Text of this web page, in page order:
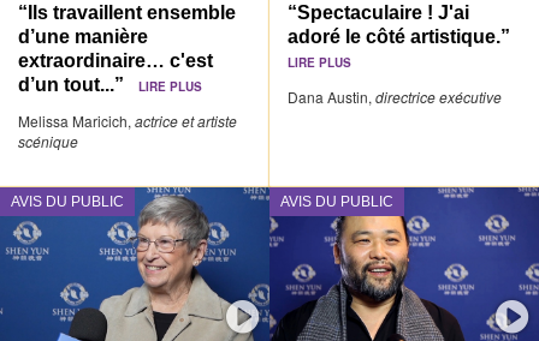
“Ils travaillent ensemble
d’une manière
extraordinaire… c'est
d’un tout...”
LIRE PLUS
Melissa Maricich, actrice et artiste
scénique
“Spectaculaire ! J'ai
adoré le côté artistique.”
LIRE PLUS
Dana Austin,directrice exécutive
AVIS DU PUBLIC AVIS DU PUBLIC